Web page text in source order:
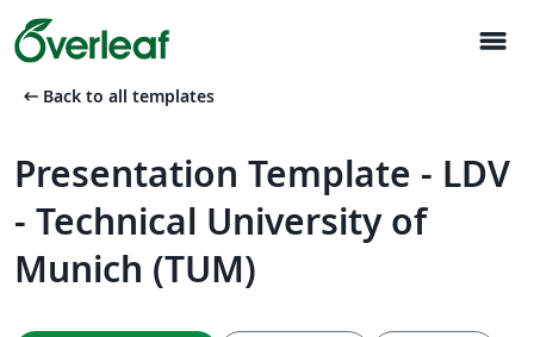
menu
arrow_left_alt Back to all templates
Presentation Template - LDV
- Technical University of
Munich (TUM)